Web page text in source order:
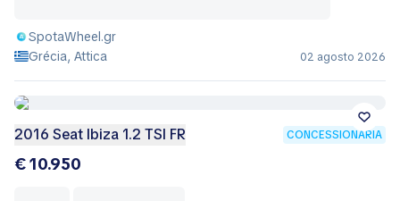
SpotaWheel.gr
Grécia, Attica
02 agosto 2026
2016 Seat Ibiza 1.2 TSI FR CONCESSIONÁRIA
€ 10.950